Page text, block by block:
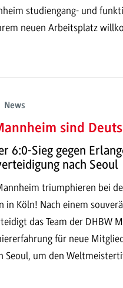
studiengang- und
neuen Arbeitsplatz
News
sind
6:0-Sieg gegen
nach Seoul
triumphieren bei
in Köln! Nach einem
das Team der DHBW
für neue
Seoul, um den